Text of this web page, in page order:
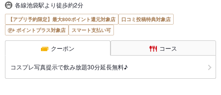
各線池袋駅より徒歩約2分
【アプリ予約限定】最大800ポイント還元対象店
口コミ投稿特典対象店
ポイントプラス対象店
スマート支払い可
クーポン コース
コスプレ写真提示で飲み放題30分延長無料♪